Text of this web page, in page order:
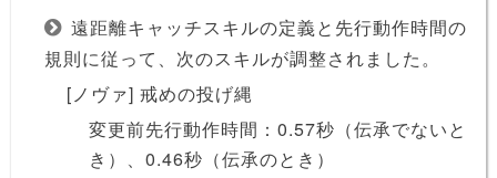
遠距離キャッチスキルの定義と先行動作時間の
規則に従って、次のスキルが調整されました。
[ノヴァ] 戒めの投げ縄
変更前先行動作時間：0.57秒（伝承でないと
き）、0.46秒（伝承のとき）